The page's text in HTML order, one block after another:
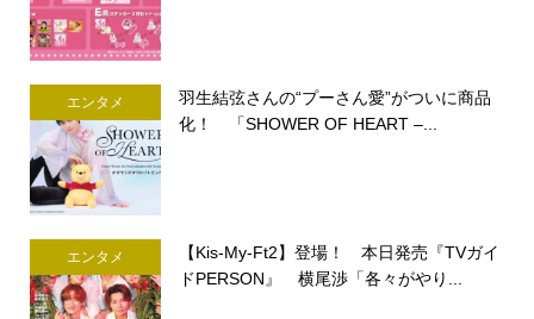
エンタメ
羽生結弦さんの“プーさん愛”がついに商品
化！ 「SHOWER OF HEART –...
エンタメ
【Kis-My-Ft2】登場！ 本日発売『TVガイ
ドPERSON』 横尾渉「各々がやり...